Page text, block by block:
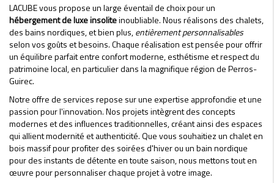
LACUBE vous propose un large éventail de choix pour un
hébergement de luxe insoliteinoubliable. Nous réalisons des chalets,
des bains nordiques, et bien plus,entièrement personnalisables
selon vos goûts et besoins. Chaque réalisation est pensée pour offrir
un équilibre parfait entre confort moderne, esthétisme et respect du
patrimoine local, en particulier dans la magnifique région de Perros-
Guirec.
Notre offre de services repose sur une expertise approfondie et une
passion pour l'innovation. Nos projets intègrent des concepts
modernes et des influences traditionnelles, créant ainsi des espaces
qui allient modernité et authenticité. Que vous souhaitiez un chalet en
bois massif pour profiter des soirées d'hiver ou un bain nordique
pour des instants de détente en toute saison, nous mettons tout en
œuvre pour personnaliser chaque projet à votre image.